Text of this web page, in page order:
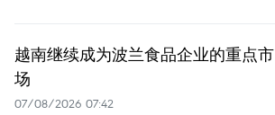
越南继续成为波兰食品企业的重点市
场
07/08/2026 07:42